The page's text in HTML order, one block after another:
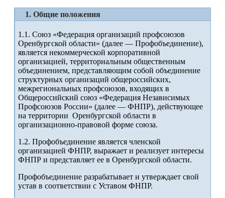
1. Общие положения
1.1. Союз «Федерация организаций профсоюзов
Оренбургской области» (далее –– Профобъединение),
является некоммерческой корпоративной
организацией, территориальным общественным
объединением, представляющим собой объединение
структурных организаций общероссийских,
межрегиональных профсоюзов, входящих в
Общероссийский союз «Федерация Независимых
Профсоюзов России» (далее –– ФНПР), действующее
на территории Оренбургской области в
организационно-правовой форме союза.
1.2. Профобъединение является членской
организацией ФНПР, выражает и реализует интересы
ФНПР и представляет ее в Оренбургской области.
Профобъединение разрабатывает и утверждает свой
устав в соответствии с Уставом ФНПР.